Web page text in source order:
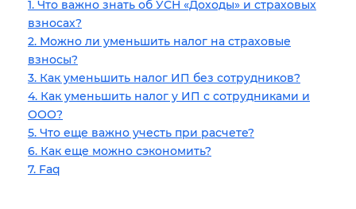
1. Что важно знать об УСН «Доходы» и страховых
взносах?
2. Можно ли уменьшить налог на страховые
взносы?
3. Как уменьшить налог ИП без сотрудников?
4. Как уменьшить налог у ИП с сотрудниками и
ООО?
5. Что еще важно учесть при расчете?
6. Как еще можно сэкономить?
7. Faq